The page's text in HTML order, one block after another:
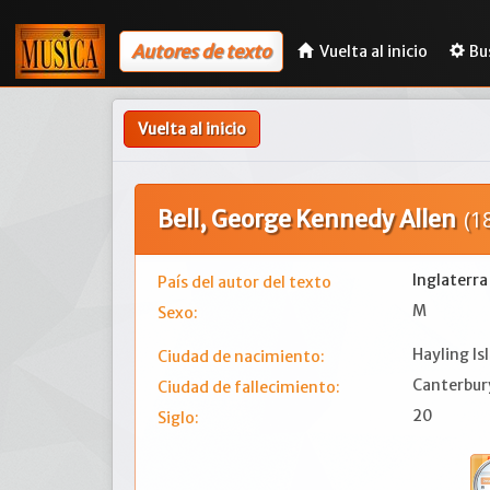
Autores de texto Vuelta al inicio
Vuelta al inicio
Bell, George Kennedy Allen
País del autor del texto
Inglaterra
Sexo:
M
Ciudad de nacimiento:
Hayling
Ciudad de fallecimiento:
Siglo:
20